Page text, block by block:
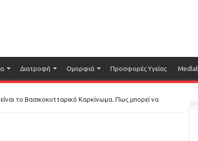
Διατροφή Ομορφιά Προσφορές Υγείας
το Βασικοκυτταρικό Καρκίνωμα. Πως μπορεί να